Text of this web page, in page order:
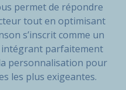
permet de répondre
tout en optimisant
s’inscrit comme un
parfaitement
personnalisation pour
les plus exigeantes.